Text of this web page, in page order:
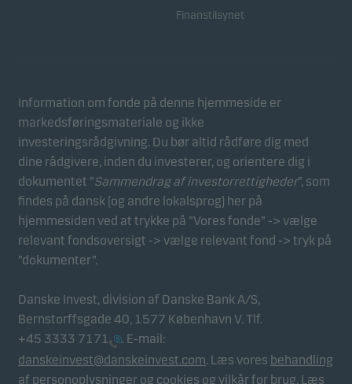
Finanstilsynet
Information om fonde på denne hjemmeside er
markedsføringsmateriale og ikke
investeringsrådgivning. Du bør altid rådføre dig med
dine rådgivere, inden du investerer, og orientere dig i
dokumentet ”Sammendrag af investorrettigheder”, som
findes på dansk (og andre lokalsprog) her på
hjemmesiden ved at trykke på ”Vores fonde” -> vælge
relevant fondsoversigt -> vælge relevant fond -> tryk på
”dokumenter”.
Danske Invest, division af Danske Bank A/S,
Bernstorffsgade 40, 1577 København V. Tlf.
+45 3333 7171
. E-mail:
danskeinvest@danskeinvest.com. Læs vores behandling
af personoplysninger og cookies og vilkår for brug. Læs
optimere effektiviteten for vores hjemmeside.
Marketing
Disse cookies gør det muligt for os at identificere dig
(din enhed) og profilere din adfærd, så vi kan levere
det mest relevante indhold til dig.